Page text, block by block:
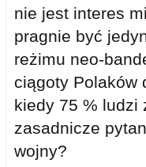
nie jest interes
pragnie być
reżimu neo-
ciągoty Polaków
kiedy 75 % ludzi
zasadnicze
wojny?